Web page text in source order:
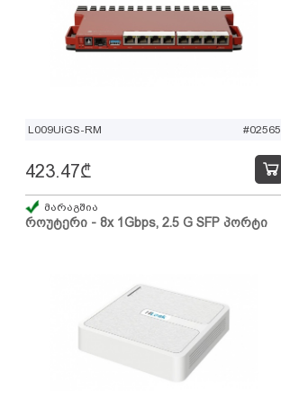
L009UiGS-RM #02565
როუტერი - 8x 1Gbps, 2.5 G SFP პორტი
423.47₾
მარაგშია